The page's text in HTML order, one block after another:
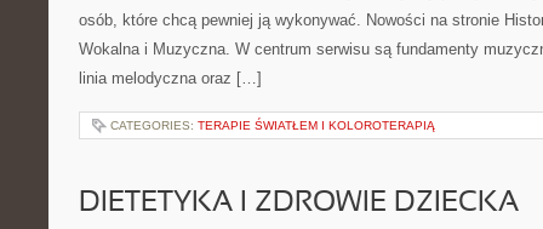
osób, które chcą pewniej ją wykonywać. Nowości na stronie
Wokalna i Muzyczna. W centrum serwisu są fundamenty
linia melodyczna oraz […]
CATEGORIES: TERAPIE ŚWIATŁEM I KOLOROTERAPIĄ
DIETETYKA I ZDROWIE DZIECKA